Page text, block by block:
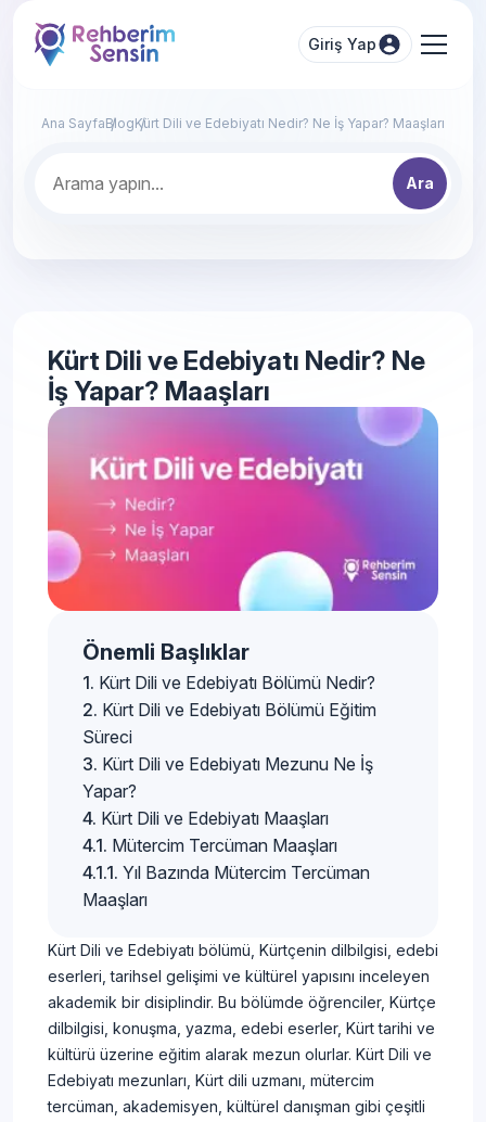
Giriş Yap
Ana SayfaBlogKürt Dili ve Edebiyatı Nedir? Ne İş Yapar? Maaşları
Ara
Kürt Dili ve Edebiyatı Nedir? Ne
İş Yapar? Maaşları
Önemli Başlıklar
Kürt Dili ve Edebiyatı Bölümü Nedir?
Kürt Dili ve Edebiyatı Bölümü Eğitim
Süreci
Kürt Dili ve Edebiyatı Mezunu Ne İş
Yapar?
Kürt Dili ve Edebiyatı Maaşları
Mütercim Tercüman Maaşları
Yıl Bazında Mütercim Tercüman
Maaşları
Kürt Dili ve Edebiyatı bölümü, Kürtçenin dilbilgisi, edebi
eserleri, tarihsel gelişimi ve kültürel yapısını inceleyen
akademik bir disiplindir. Bu bölümde öğrenciler, Kürtçe
dilbilgisi, konuşma, yazma, edebi eserler, Kürt tarihi ve
kültürü üzerine eğitim alarak mezun olurlar. Kürt Dili ve
Edebiyatı mezunları, Kürt dili uzmanı, mütercim
tercüman, akademisyen, kültürel danışman gibi çeşitli